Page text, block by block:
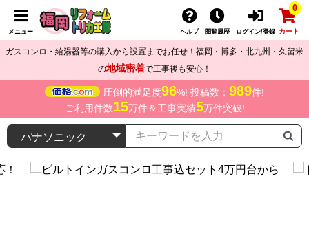
メニュー ヘルプ 閲覧履歴 ログイン/登録
0
カート
ガスコンロ・給湯器等の購入から設置までお任せ！福岡・博多・北九州・久留米
の地域密着で工事後も安心！
圧倒的満足度96%! 投稿数： 989件!
ご利用件数15万件＆工事実績5万件突破!